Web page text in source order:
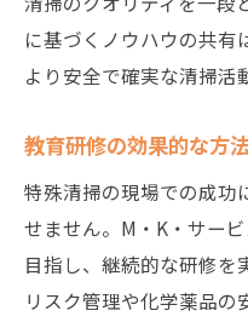
に基づくノウハウの共有
より安全で確実な清掃活
教育研修の効果的な方
特殊清掃の現場での成功
せません。M・K・サー
目指し、継続的な研修を
リスク管理や化学薬品の